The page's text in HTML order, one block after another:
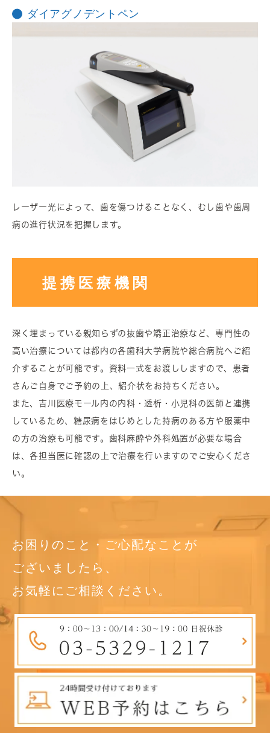
ダイアグノデントペン
レーザー光によって、歯を傷つけることなく、むし歯や歯周
病の進行状況を把握します。
提携医療機関
深く埋まっている親知らずの抜歯や矯正治療など、専門性の
高い治療については都内の各歯科大学病院や総合病院へご紹
介することが可能です。資料一式をお渡ししますので、患者
さんご自身でご予約の上、紹介状をお持ちください。
また、吉川医療モール内の内科・透析・小児科の医師と連携
しているため、糖尿病をはじめとした持病のある方や服薬中
の方の治療も可能です。歯科麻酔や外科処置が必要な場合
は、各担当医に確認の上で治療を行いますのでご安心くださ
い。
お困りのこと・ご心配なことが
ございましたら、
お気軽にご相談ください。